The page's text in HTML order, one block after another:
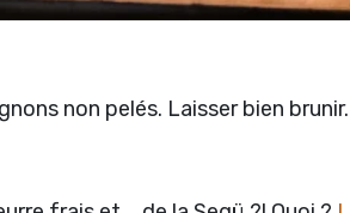
non pelés. Laisser bien